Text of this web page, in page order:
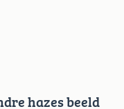
hazes beeld